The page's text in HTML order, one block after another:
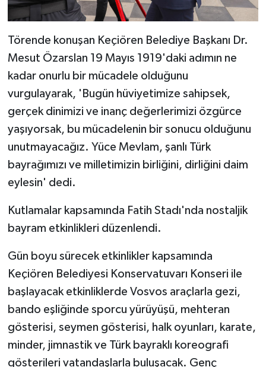
Törende konuşan Keçiören Belediye Başkanı Dr.
Mesut Özarslan 19 Mayıs 1919'daki adımın ne
kadar onurlu bir mücadele olduğunu
vurgulayarak, 'Bugün hüviyetimize sahipsek,
gerçek dinimizi ve inanç değerlerimizi özgürce
yaşıyorsak, bu mücadelenin bir sonucu olduğunu
unutmayacağız. Yüce Mevlam, şanlı Türk
bayrağımızı ve milletimizin birliğini, dirliğini daim
eylesin' dedi.
Kutlamalar kapsamında Fatih Stadı'nda nostaljik
bayram etkinlikleri düzenlendi.
Gün boyu sürecek etkinlikler kapsamında
Keçiören Belediyesi Konservatuvarı Konseri ile
başlayacak etkinliklerde Vosvos araçlarla gezi,
bando eşliğinde sporcu yürüyüşü, mehteran
gösterisi, seymen gösterisi, halk oyunları, karate,
minder, jimnastik ve Türk bayraklı koreografi
gösterileri vatandaşlarla buluşacak. Genç